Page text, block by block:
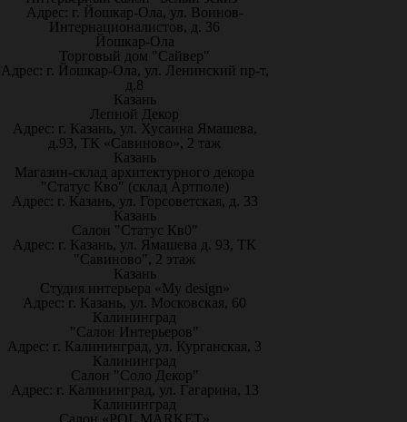
Адрес: г. Йошкар-Ола, ул. Воинов-
Интернационалистов, д. 36
Йошкар-Ола
Торговый дом "Сайвер"
Адрес: г. Йошкар-Ола, ул. Ленинский пр-т,
д.8
Казань
Лепной Декор
Адрес: г. Казань, ул. Хусаина Ямашева,
д.93, ТК «Савиново», 2 таж
Казань
Магазин-склад архитектурного декора
"Статус Кво" (склад Артполе)
Адрес: г. Казань, ул. Горсоветская, д. 33
Казань
Салон "Статус Кв0"
Адрес: г. Казань, ул. Ямашева д. 93, ТК
"Савиново", 2 этаж
Казань
Студия интерьера «My design»
Адрес: г. Казань, ул. Московская, 60
Калининград
"Салон Интерьеров"
Адрес: г. Калининград, ул. Курганская, 3
Калининград
Салон "Соло Декор"
Адрес: г. Калининград, ул. Гагарина, 13
Калининград
Салон «POL MARKET»